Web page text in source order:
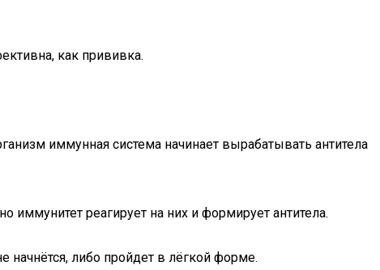
как прививка.
иммунная система начинает вырабатывать антитела
реагирует на них и формирует антитела.
начнётся, либо пройдет в лёгкой форме.